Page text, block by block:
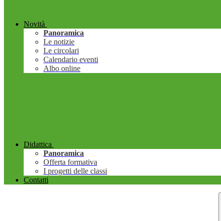
Novità
Panoramica
Le notizie
Le circolari
Calendario eventi
Albo online
Didattica
Panoramica
Offerta formativa
I progetti delle classi
Contatti